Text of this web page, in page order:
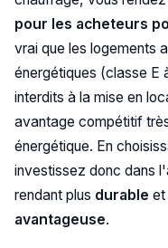
pour les acheteurs
vrai que les logements
énergétiques (classe E
interdits à la mise en
avantage compétitif
énergétique. En
investissez donc dans
rendant plus durable et
avantageuse.